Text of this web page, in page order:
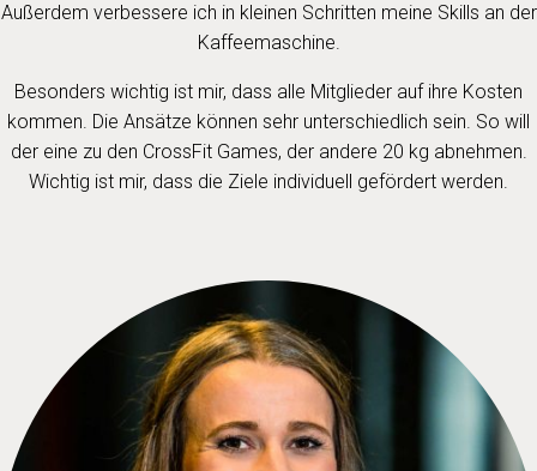
Außerdem verbessere ich in kleinen Schritten meine Skills an der
Kaffeemaschine.
Besonders wichtig ist mir, dass alle Mitglieder auf ihre Kosten
kommen. Die Ansätze können sehr unterschiedlich sein. So will
der eine zu den CrossFit Games, der andere 20 kg abnehmen.
Wichtig ist mir, dass die Ziele individuell gefördert werden.